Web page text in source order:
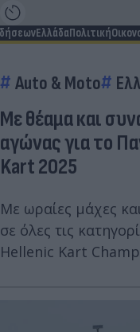
ΕλλάδαΠολιτική
Auto & Moto
Με θέαμα και
αγώνας για το
Kart 2025
Με ωραίες μάχες
σε όλες τις
Hellenic Kart